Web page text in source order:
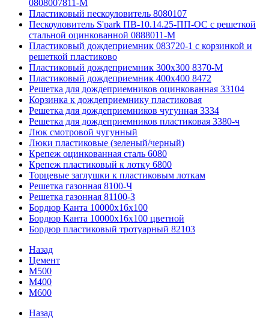
0808007811-М
Пластиковый пескоуловитель 8080107
Пескоуловитель S'park ПВ-10.14.25-ПП-ОС с решеткой
стальной оцинкованной 0888011-М
Пластиковый дождеприемник 083720-1 c корзинкой и
решеткой пластиково
Пластиковый дождеприемник 300x300 8370-М
Пластиковый дождеприемник 400x400 8472
Решетка для дождеприемников оцинкованная 33104
Корзинка к дождеприемнику пластиковая
Решетка для дождеприемников чугунная 3334
Решетка для дождеприемников пластиковая 3380-ч
Люк смотровой чугунный
Люки пластиковые (зеленый/черный)
Крепеж оцинкованная сталь 6080
Крепеж пластиковый к лотку 6800
Торцевые заглушки к пластиковым лоткам
Решетка газонная 8100-Ч
Решетка газонная 81100-З
Бордюр Канта 10000x16x100
Бордюр Канта 10000x16x100 цветной
Бордюр пластиковый тротуарный 82103
Назад
Цемент
М500
М400
М600
Назад